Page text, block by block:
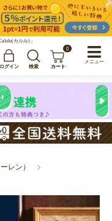
カルル)」
ログイン 検索
0
カート
レン）
メニュー